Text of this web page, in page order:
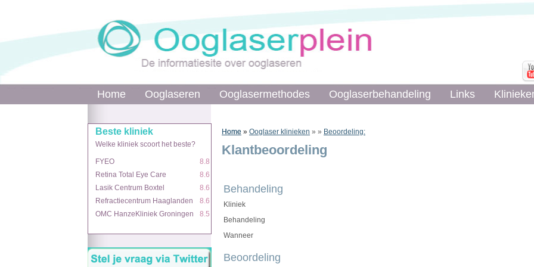
Home Ooglaseren Ooglasermethodes Ooglaserbehandeling Links
Beste kliniek
Welke kliniek scoort het beste?
FYEO
8.8
Retina Total Eye Care
8.6
Lasik Centrum Boxtel
8.6
Refractiecentrum Haaglanden
8.6
OMC HanzeKliniek Groningen
8.5
Home »
Home Ooglaseren Ooglasermethodes Ooglaserbehandeling Links
Beste kliniek
Welke kliniek scoort het beste?
FYEO
8.8
Retina Total Eye Care
8.6
Lasik Centrum Boxtel
8.6
Refractiecentrum Haaglanden
8.6
OMC HanzeKliniek Groningen
8.5
Home » Ooglaser klinieken » » Beoordeling:
Klantbeoordeling
Behandeling
Kliniek
Behandeling
Wanneer
Beoordeling